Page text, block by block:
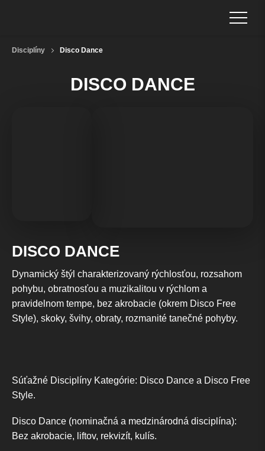
Disciplíny Disco Dance
DISCO DANCE
DISCO DANCE
Dynamický štýl charakterizovaný rýchlosťou, rozsahom
pohybu, obratnosťou a muzikalitou v rýchlom a
pravidelnom tempe, bez akrobacie (okrem Disco Free
Style), skoky, švihy, obraty, rozmanité tanečné pohyby.
Súťažné Disciplíny Kategórie: Disco Dance a Disco Free
Style.
Disco Dance (nominačná a medzinárodná disciplína):
Bez akrobacie, liftov, rekvizít, kulís.